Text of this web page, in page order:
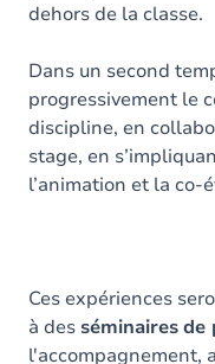
dehors de la classe.
Dans un second
progressivement le
discipline, en
stage, en
l’animation et la co-
Ces expériences
à des séminairesde
l'accompagnement,